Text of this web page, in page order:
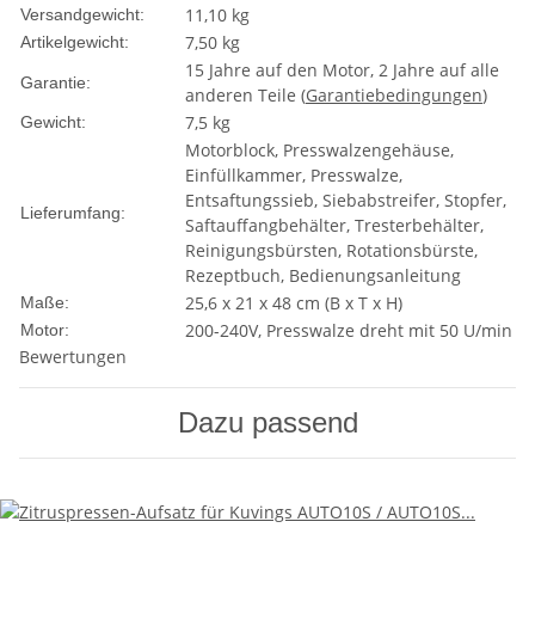
Versandgewicht: 11,10 kg
Artikelgewicht: 7,50 kg
Garantie:
15 Jahre auf den Motor, 2 Jahre auf alle
anderen Teile (Garantiebedingungen)
Gewicht: 7,5 kg
Lieferumfang:
Motorblock, Presswalzengehäuse,
Einfüllkammer, Presswalze,
Entsaftungssieb, Siebabstreifer, Stopfer,
Saftauffangbehälter, Tresterbehälter,
Reinigungsbürsten, Rotationsbürste,
Rezeptbuch, Bedienungsanleitung
Maße: 25,6 x 21 x 48 cm (B x T x H)
Motor:
200-240V, Presswalze dreht mit 50 U/min
Bewertungen
Dazu passend